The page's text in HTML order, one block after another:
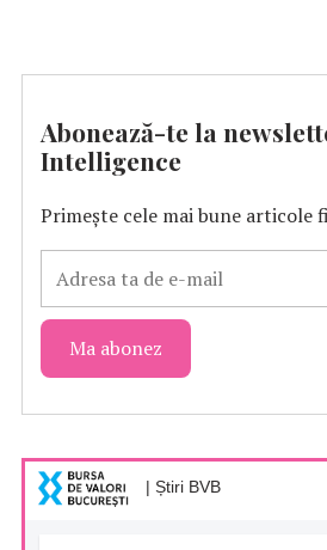
Abonează-te la
Intelligence
Primește cele mai bune articole
| Știri BVB